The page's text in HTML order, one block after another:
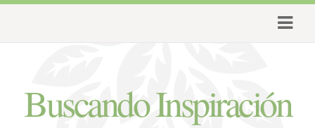
Buscando Inspiración